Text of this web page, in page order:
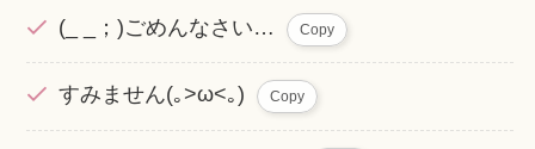
(_ _；)ごめんなさい… Copy
すみません(｡>ω<｡) Copy